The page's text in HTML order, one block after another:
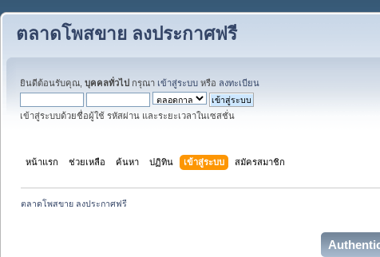
ตลาดโพสขาย ลงประกาศฟรี
ยินดีต้อนรับคุณ, บุคคลทั่วไป กรุณา เข้าสู่ระบบ หรือ ลงทะเบียน
เข้าสู่ระบบด้วยชื่อผู้ใช้ รหัสผ่าน และระยะเวลาในเซสชั่น
หน้าแรก ช่วยเหลือ ค้นหา ปฏิทิน เข้าสู่ระบบ สมัครสมาชิก
ตลาดโพสขาย ลงประกาศฟรี